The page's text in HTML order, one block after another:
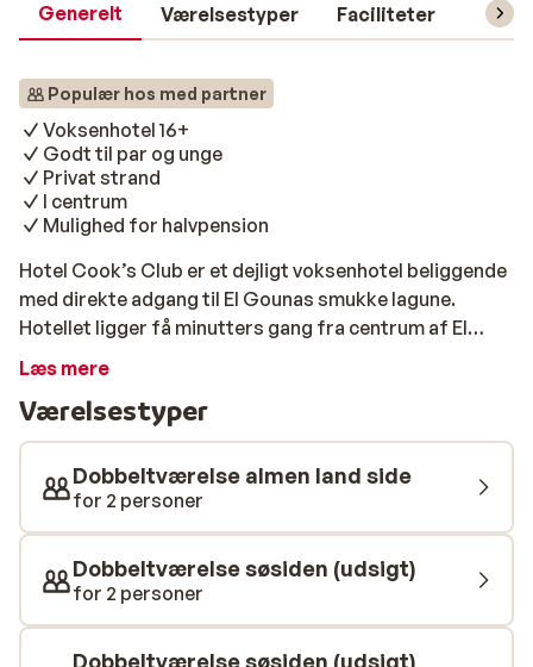
Generelt Værelsestyper Faciliteter
Populær hos med partner
Voksenhotel 16+
Godt til par og unge
Privat strand
I centrum
Mulighed for halvpension
Hotel Cook’s Club er et dejligt voksenhotel beliggende
med direkte adgang til El Gounas smukke lagune.
Hotellet ligger få minutters gang fra centrum af El
Gouna, hvor du finder et godt udvalg af restauranter
poolområde, som er smukt omkranset af
orientalskinspirerede bygninger og små palmer. Ved
poolen kan du nyde dagen i solen med udsigt over
lagunen og til tonerne af lækker baggrundsmusik fra
Dj'en. Hotellet kan af og til derfor virke en smule lydigt.
Vil du være aktiv, så findes her både fitnessfaciliteter
og mulighed for at deltage i yogaundervisning. El
Gouna er særligt populær blandt surfere og folk, som
Læs mere
Værelsestyper
Dobbeltværelse almen land side
for 2 personer
Dobbeltværelse søsiden (udsigt)
for 2 personer
Dobbeltværelse søsiden (udsigt)